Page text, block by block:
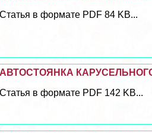
Статья в формате PDF 84 KB...
АВТОСТОЯНКА
Статья в формате PDF 142 KB...